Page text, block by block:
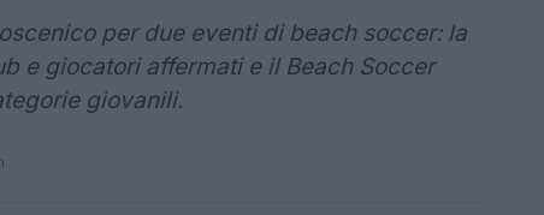
per due eventi di beach soccer: la
e giocatori affermati e il Beach Soccer
giovanili.